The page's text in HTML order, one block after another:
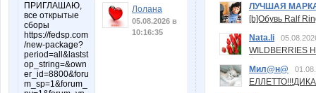
ПРИГЛАШАЮ,
все открытые
сборы
https://fedsp.com
/new-package?
period=all&lastst
op_string=&own
er_id=8800&foru
m_sp=1&forum_
Лолана
05.08.2026 в
10:16:35
ЛУЧШАЯ
[b]Обувь Ralf
Nata.li
Мил@н@